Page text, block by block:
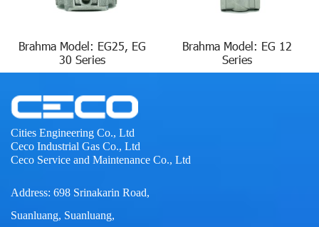
Brahma Model: EG25, EG
30 Series
Brahma Model: EG 12
Series
Cities Engineering Co., Ltd
Ceco Industrial Gas Co., Ltd
Ceco Service and Maintenance Co., Ltd
Address: 698 Srinakarin Road,
Suanluang, Suanluang,